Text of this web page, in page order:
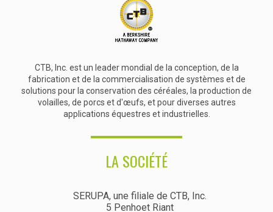
CTB, Inc. est un leader mondial de la conception, de la
fabrication et de la commercialisation de systèmes et de
solutions pour la conservation des céréales, la production de
volailles, de porcs et d'œufs, et pour diverses autres
applications équestres et industrielles.
LA SOCIÉTÉ
SERUPA, une filiale de CTB, Inc.
5 Penhoet Riant